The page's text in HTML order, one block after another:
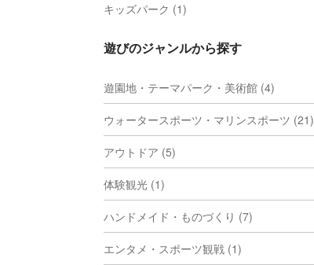
キッズパーク (1)
遊びのジャンルから探す
遊園地・テーマパーク・美術館 (4)
ウォータースポーツ・マリンスポーツ (21)
アウトドア (5)
体験観光 (1)
ハンドメイド・ものづくり (7)
エンタメ・スポーツ観戦 (1)